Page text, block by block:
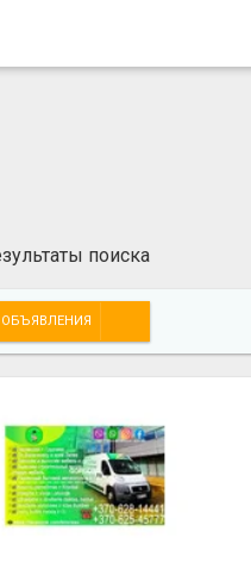
поиска